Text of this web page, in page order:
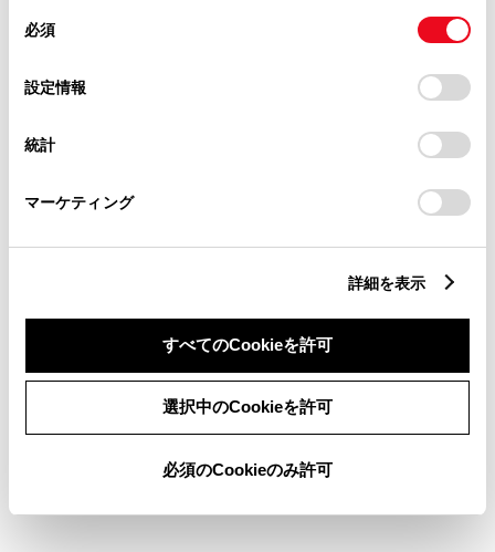
デバイスにすべてのCookie(クッキー)が保存されることに同
意したことになります。Cookie(クッキー)のオプトアウト、
設定の変更、同意を撤回したりするにあたっては、当社の
「Cookie（クッキー）情報の取り扱いについて
」をご覧くだ
必須
設定情報
統計
マーケティング
詳細を表示
すべてのCookieを許可
選択中のCookieを許可
必須のCookieのみ許可
メールアドレス